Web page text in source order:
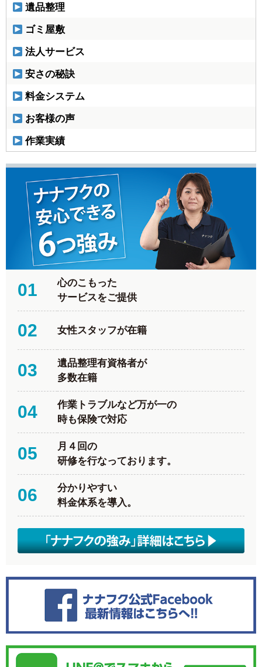
遺品整理
ゴミ屋敷
法人サービス
安さの秘訣
料金システム
お客様の声
作業実績
01
心のこもった
サービスをご提供
02 女性スタッフが在籍
03
遺品整理有資格者が
多数在籍
04
作業トラブルなど万が一の
時も保険で対応
05
月４回の
研修を行なっております。
06
分かりやすい
料金体系を導入。